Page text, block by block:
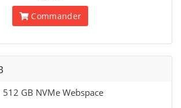
Commander
512 GB NVMe Webspace